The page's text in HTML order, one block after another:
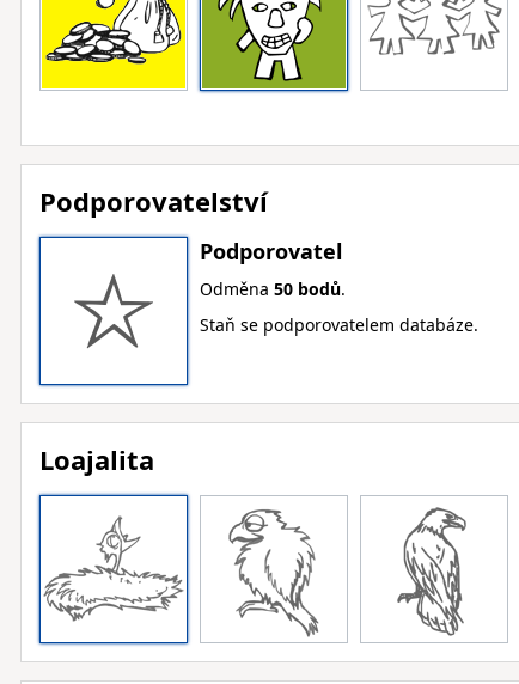
Podporovatelství
Podporovatel
Odměna 50 bodů.
Staň se podporovatelem databáze.
Loajalita